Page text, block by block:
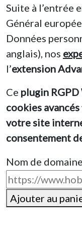
client
Suite à l’entrée
Général
Données
anglais), nos
l’extension
Ce plugin
cookies avancés
votre site
consentement
Nom de domaine
quantité
de
Ajouter au